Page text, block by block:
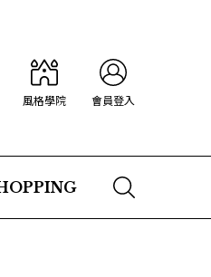
風格學院 會員登入